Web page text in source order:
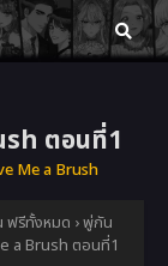
ตอนที่1
Me a Brush
ฟรีทั้งหมด ›พู่กัน
a Brush ตอนที่1